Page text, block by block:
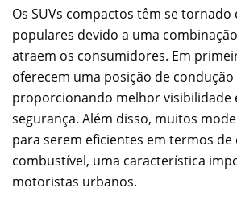
Os SUVs compactos têm se tornado
populares devido a uma
atraem os consumidores. Em
oferecem uma posição de condução
proporcionando melhor visibilidade
segurança. Além disso, muitos
para serem eficientes em termos
combustível, uma característica
motoristas urbanos.